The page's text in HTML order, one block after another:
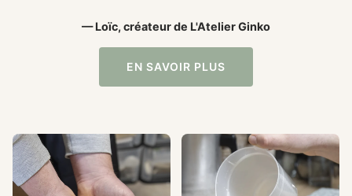
— Loïc, créateur de L'Atelier Ginko
EN SAVOIR PLUS